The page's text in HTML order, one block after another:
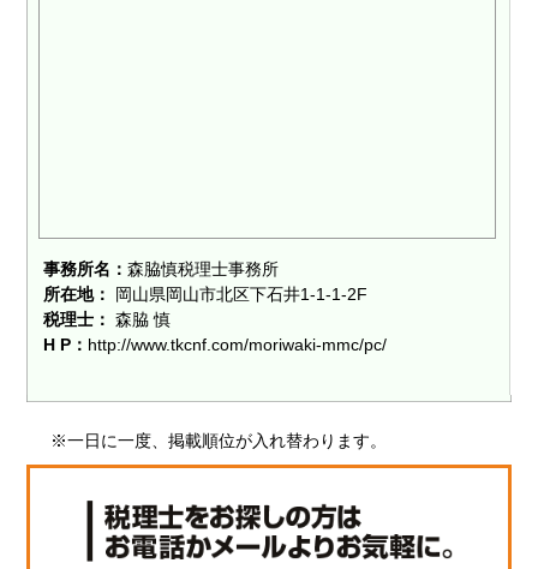
事務所名：森脇慎税理士事務所
所在地：
岡山県岡山市北区下石井1-1-1-2F
税理士： 森脇 慎
H P： http://www.tkcnf.com/moriwaki-mmc/pc/
※一日に一度、掲載順位が入れ替わります。